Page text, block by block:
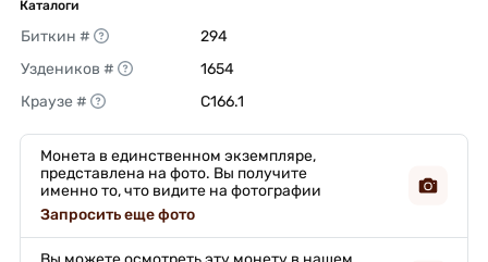
Каталоги
Биткин #
294
Уздеников #
1654
Краузе #
C166.1
Монета в единственном экземпляре,
представлена на фото. Вы получите
именно то, что видите на фотографии
Запросить еще фото